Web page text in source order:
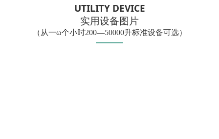
UTILITY DEVICE
实用设备图片
（从一ω个小时200—50000升标准设备可选）
————